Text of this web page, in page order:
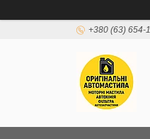
+380 (63) 654-